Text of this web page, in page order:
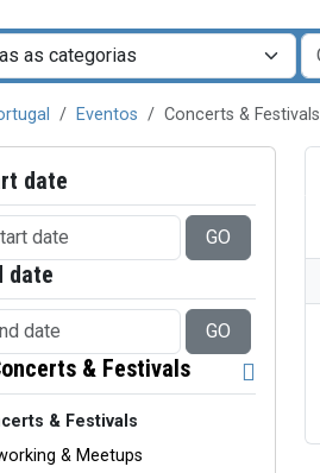
Eventos Concerts & Festivals
date
GO
date
GO
& Festivals
& Festivals
& Meetups